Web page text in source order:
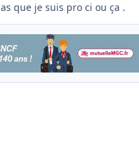
que je suis pro ci ou ça .